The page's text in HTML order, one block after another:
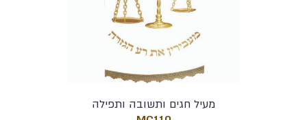
מעיל חגים ותשובה ותפילה